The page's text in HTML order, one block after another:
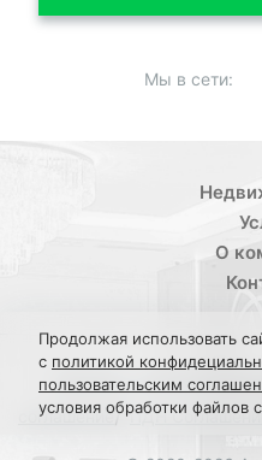
Мы в сети:
О
Политика
соглашение/ПДН
Продолжая использовать
с политикой
пользовательским
условия обработки файлов